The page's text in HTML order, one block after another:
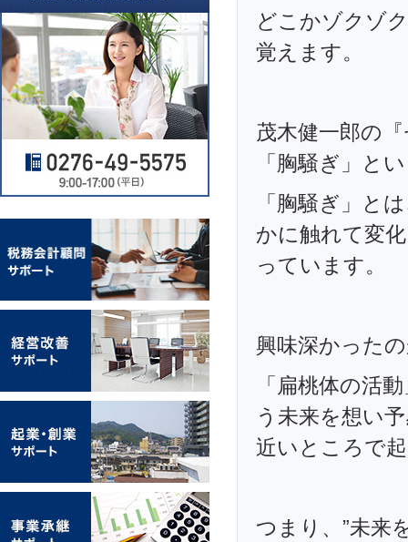
どこかゾクゾ
覚えます。
茂木健一郎の
「胸騒ぎ」と
「胸騒ぎ」と
かに触れて変
っています。
興味深かった
「扁桃体の活
う未来を想い
近いところで
つまり、”未来